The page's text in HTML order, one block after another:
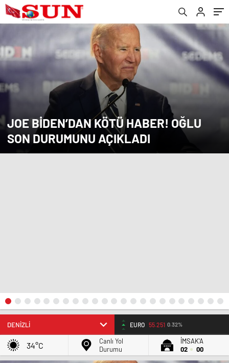
JOE BIDEN’DAN KÖTÜ HABER! OĞLU
SON DURUMUNU AÇIKLADI
ALTIN 6.66 2,59%
34°C
Canlı Yol
Durumu
İMSAK'A
02
00